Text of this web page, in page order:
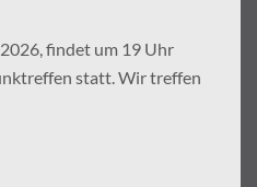
findet um 19 Uhr
statt. Wir treffen